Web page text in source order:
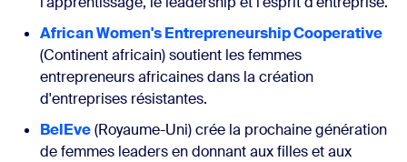
African Women's Entrepreneurship Cooperative
(Continent africain) soutient les femmes
entrepreneurs africaines dans la création
d'entreprises résistantes.
BelEve(Royaume-Uni) crée la prochaine génération
de femmes leaders en donnant aux filles et aux